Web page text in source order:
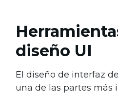
diseño UI
El diseño de interfaz
una de las partes más